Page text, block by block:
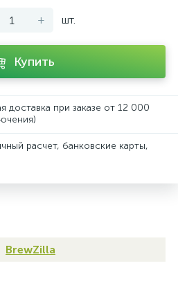
+ шт.
Купить
доставка при заказе от 12 000
расчет, банковские карты,
BrewZilla